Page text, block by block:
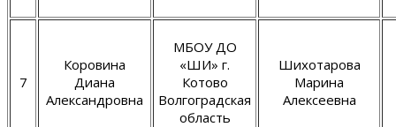
7
Коровина
Диана
Александровна
МБОУ ДО
«ШИ» г.
Котово
Волгоградская
область
Шихотарова
Марина
Алексеевна